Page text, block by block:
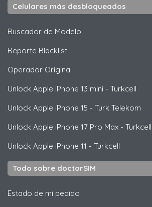
Celulares más desbloqueados
Buscador de Modelo
Reporte Blacklist
Operador Original
Unlock Apple iPhone 13 mini - Turkcell
Unlock Apple iPhone 15 - Turk Telekom
Unlock Apple iPhone 17 Pro Max - Turkcell
Unlock Apple iPhone 11 - Turkcell
Todo sobre doctorSIM
Estado de mi pedido